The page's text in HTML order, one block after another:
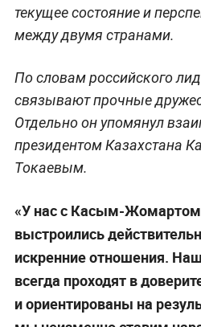
текущее состояние и
между двумя странами.
По словам российского
связывают прочные
Отдельно он упомянул
президентом Казахстана
Токаевым.
«У нас с Касым-
выстроились
искренние отношения.
всегда проходят в
и ориентированы на